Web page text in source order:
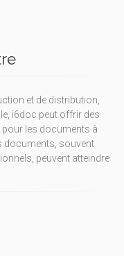
et de distribution,
i6doc peut offrir des
les documents à
documents, souvent
peuvent atteindre